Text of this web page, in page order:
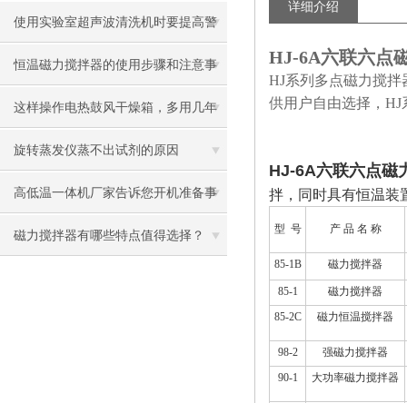
件组成
使用实验室超声波清洗机时要提高警
惕性
恒温磁力搅拌器的使用步骤和注意事
项
这样操作电热鼓风干燥箱，多用几年
不成问题！
旋转蒸发仪蒸不出试剂的原因
高低温一体机厂家告诉您开机准备事
项
磁力搅拌器有哪些特点值得选择？
详细介绍
HJ-6A六联六点
HJ系列多点磁力搅拌
供用户自由选择，
HJ-6A六联六点磁
拌，同时具有恒温装
型 号 产 品 名 称
85-1B 磁力搅拌器
85-1
磁力搅拌器
85-2C
磁力恒温搅拌器
98-2
强磁力搅拌器
90-1
大功率磁力搅拌器